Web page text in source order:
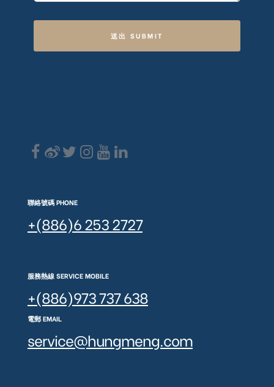
送出 SUBMIT
聯絡號碼 PHONE
+(886)6 253 2727
服務熱線 SERVICE MOBILE
+(886)973 737 638
電郵 EMAIL
service@hungmeng.com